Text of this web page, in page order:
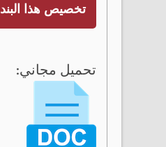
تخصيص هذا البند
تحميل مجاني: